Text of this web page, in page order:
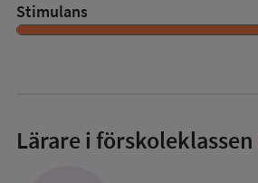
Stimulans
Lärare i förskoleklassen